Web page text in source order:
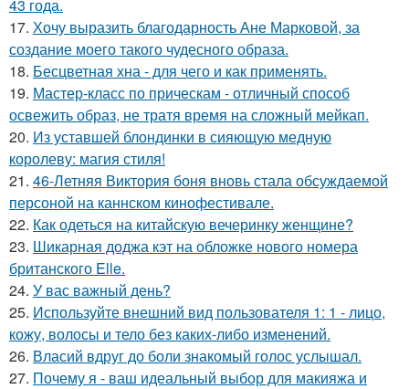
43 года.
17. Хочу выразить благодарность Ане Марковой, за
создание моего такого чудесного образа.
18. Бесцветная хна - для чего и как применять.
19. Мастер-класс по прическам - отличный способ
освежить образ, не тратя время на сложный мейкап.
20. Из уставшей блондинки в сияющую медную
королеву: магия стиля!
21. 46-Летняя Виктория боня вновь стала обсуждаемой
персоной на каннском кинофестивале.
22. Как одеться на китайскую вечеринку женщине?
23. Шикарная доджа кэт на обложке нового номера
британского Elle.
24. У вас важный день?
25. Используйте внешний вид пользователя 1: 1 - лицо,
кожу, волосы и тело без каких-либо изменений.
26. Власий вдруг до боли знакомый голос услышал.
27. Почему я - ваш идеальный выбор для макияжа и